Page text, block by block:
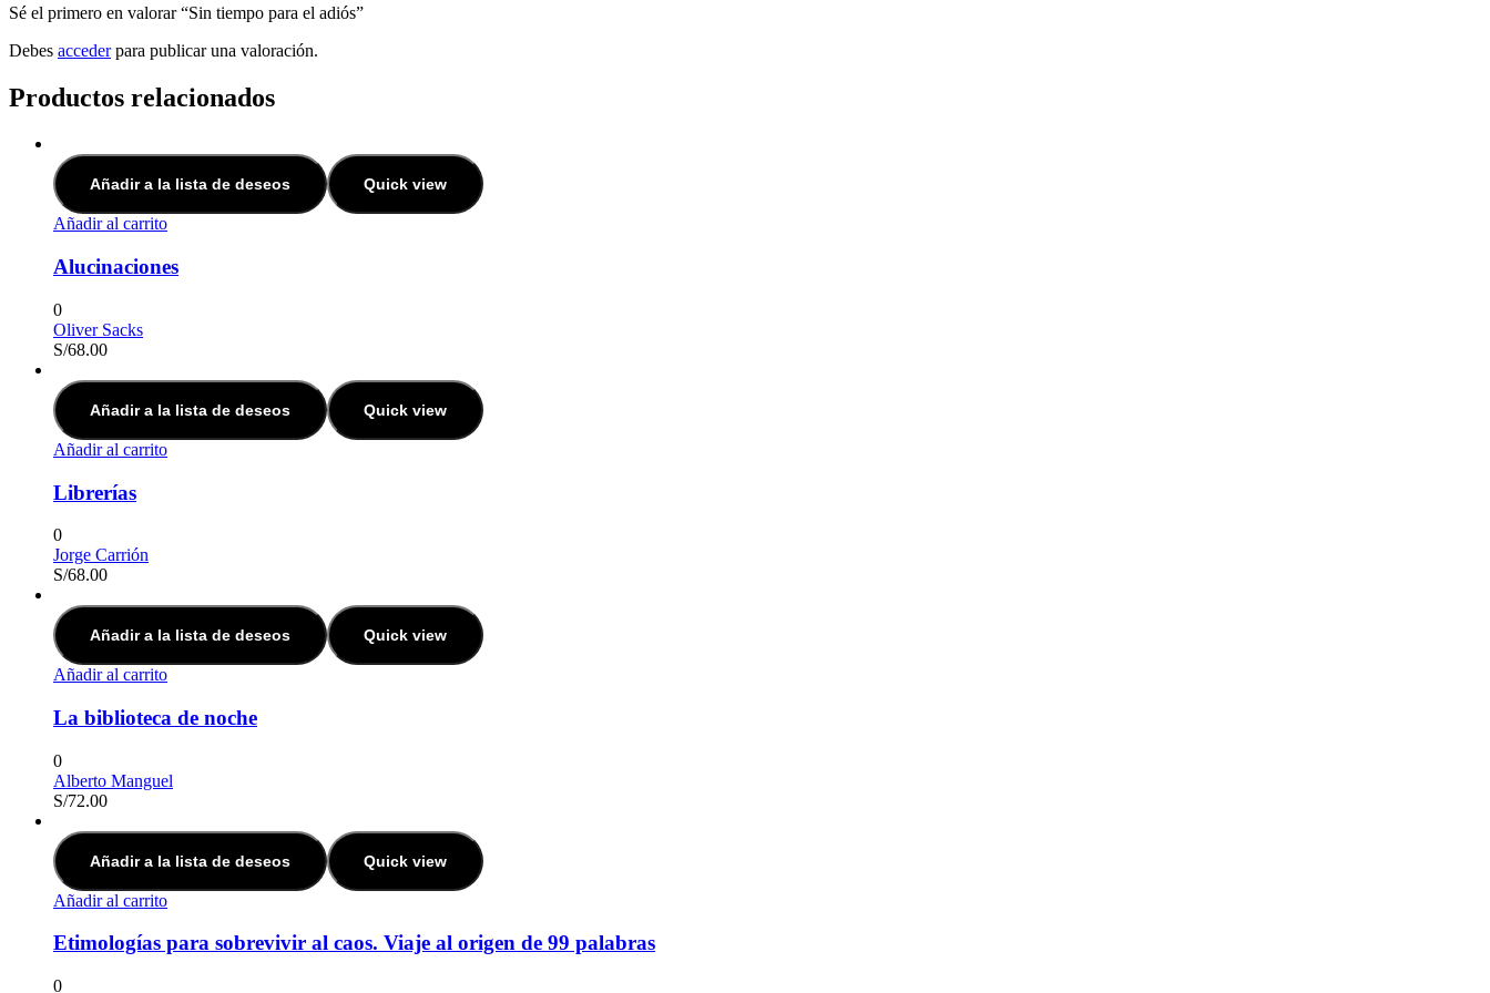
Sé el primero en valorar “Sin tiempo para el adiós”
Debes accederpara publicar una valoración.
Productos relacionados
Añadir a la lista de deseos Quick view
Añadir al carrito
Alucinaciones
0
Oliver Sacks
S/68.00
Añadir a la lista de deseos Quick view
Añadir al carrito
Librerías
0
Jorge Carrión
S/68.00
Añadir a la lista de deseos Quick view
Añadir al carrito
La biblioteca de noche
0
Alberto Manguel
S/72.00
Añadir a la lista de deseos Quick view
Añadir al carrito
Etimologías para sobrevivir al caos. Viaje al origen de 99 palabras
0